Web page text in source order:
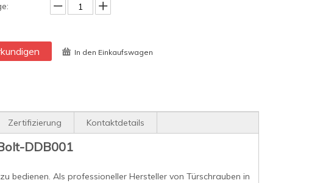
In den Einkaufswagen
Zertifizierung Kontaktdetails
DDB001
bedienen. Als professioneller Hersteller von Türschrauben in